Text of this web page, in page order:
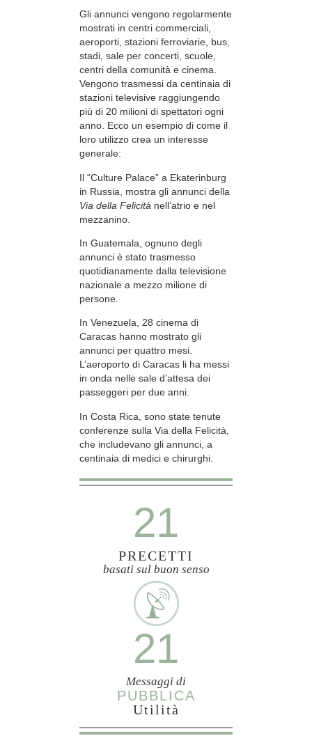
Gli annunci vengono regolarmente
mostrati in centri commerciali,
aeroporti, stazioni ferroviarie, bus,
stadi, sale per concerti, scuole,
centri della comunità e cinema.
Vengono trasmessi da centinaia di
stazioni televisive raggiungendo
più di 20 milioni di spettatori ogni
anno. Ecco un esempio di come il
loro utilizzo crea un interesse
generale:
Il “Culture Palace” a Ekaterinburg
in Russia, mostra gli annunci della
Via della Felicità nell’atrio e nel
mezzanino.
In Guatemala, ognuno degli
annunci è stato trasmesso
quotidianamente dalla televisione
nazionale a mezzo milione di
persone.
In Venezuela, 28 cinema di
Caracas hanno mostrato gli
annunci per quattro mesi.
L’aeroporto di Caracas li ha messi
in onda nelle sale d’attesa dei
passeggeri per due anni.
In Costa Rica, sono state tenute
conferenze sulla Via della Felicità,
che includevano gli annunci, a
centinaia di medici e chirurghi.
21
PRECETTI
basati sul buon senso
21
Messaggi di
PUBBLICA
Utilità